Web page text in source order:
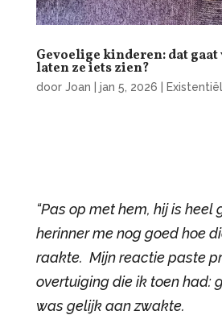
Gevoelige kinderen: dat
laten ze iets zien?
door Joan jan 5, 2026
“Pas op met hem, hij is heel
herinner me nog goed hoe
raakte. Mijn reactie paste
overtuiging die ik toen had:
was gelijk aan zwakte.